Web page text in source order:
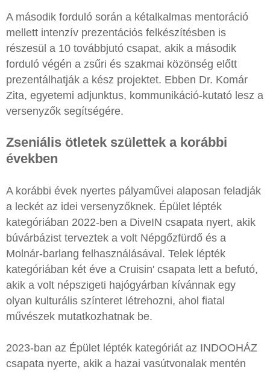
A második forduló során a kétalkalmas mentoráció
mellett intenzív prezentációs felkészítésben is
részesül a 10 továbbjutó csapat, akik a második
forduló végén a zsűri és szakmai közönség előtt
prezentálhatják a kész projektet. Ebben Dr. Komár
Zita, egyetemi adjunktus, kommunikáció-kutató lesz a
versenyzők segítségére.
Zseniális ötletek születtek a korábbi
években
A korábbi évek nyertes pályaművei alaposan feladják
a leckét az idei versenyzőknek. Épület lépték
kategóriában 2022-ben a DiveIN csapata nyert, akik
búvárbázist terveztek a volt Népgőzfürdő és a
Molnár-barlang felhasználásával. Telek lépték
kategóriában két éve a Cruisin' csapata lett a befutó,
akik a volt népszigeti hajógyárban kívánnak egy
olyan kulturális színteret létrehozni, ahol fiatal
művészek mutatkozhatnak be.
2023-ban az Épület lépték kategóriát az INDOOHÁZ
csapata nyerte, akik a hazai vasútvonalak mentén